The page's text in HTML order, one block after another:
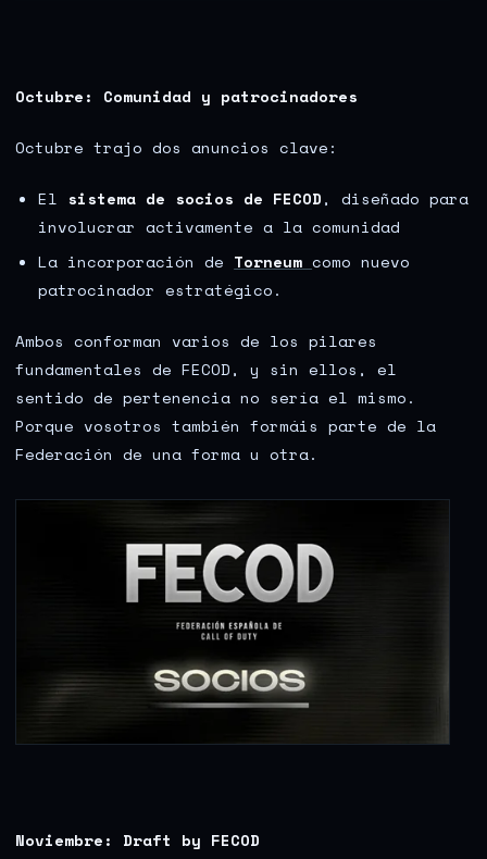
Octubre: Comunidad y patrocinadores
Octubre trajo dos anuncios clave:
El sistema de socios de FECOD, diseñado para
involucrar activamente a la comunidad
La incorporación de Torneum como nuevo
patrocinador estratégico.
Ambos conforman varios de los pilares
fundamentales de FECOD, y sin ellos, el
sentido de pertenencia no sería el mismo.
Porque vosotros también formáis parte de la
Federación de una forma u otra.
Noviembre: Draft by FECOD